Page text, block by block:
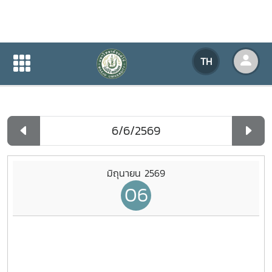
TH
ปฏิทินกิจกรรมของหน่วยงาน
ปฏิทินกิจกรรมของหน่วยงาน
มิถุนายน 2569
06